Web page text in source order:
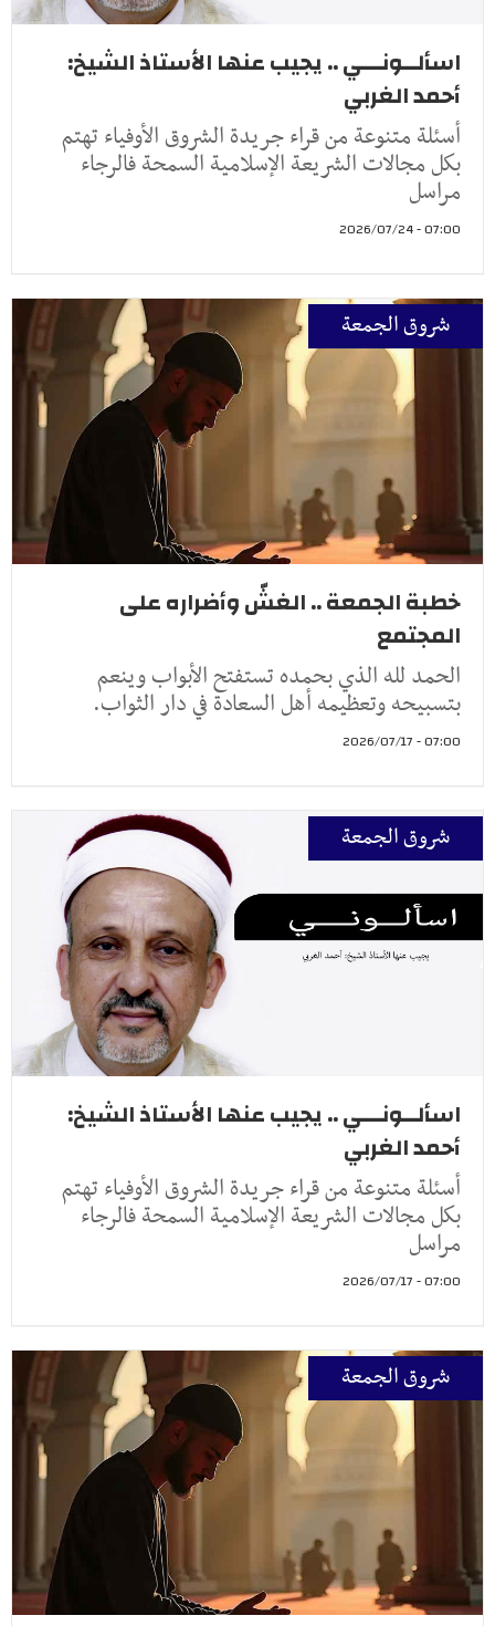
اسألــونـــي .. يجيب عنها الأستاذ الشيخ:
أحمد الغربي
أسئلة متنوعة من قراء جريدة الشروق الأوفياء تهتم
بكل مجالات الشريعة الإسلامية السمحة فالرجاء
مراسل
07:00 - 2026/07/24
شروق الجمعة
خطبة الجمعة .. الغشّ وأضراره على
المجتمع
الحمد لله الذي بحمده تستفتح الأبواب وينعم
بتسبيحه وتعظيمه أهل السعادة في دار الثواب.
07:00 - 2026/07/17
شروق الجمعة
اسألــونـــي .. يجيب عنها الأستاذ الشيخ:
أحمد الغربي
أسئلة متنوعة من قراء جريدة الشروق الأوفياء تهتم
بكل مجالات الشريعة الإسلامية السمحة فالرجاء
مراسل
07:00 - 2026/07/17
شروق الجمعة